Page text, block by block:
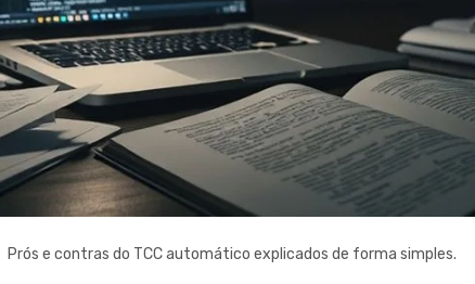
Prós e contras do TCC automático explicados de forma simples.